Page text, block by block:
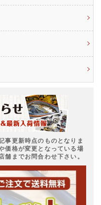
事更新時点のものとなりま
価格が変更となっている場
舗までお問合わせ下さい。